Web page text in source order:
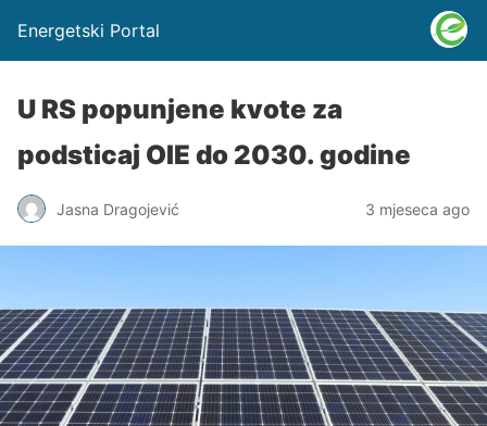
Energetski Portal
U RS popunjene kvote za
podsticaj OIE do 2030. godine
Jasna Dragojević 3 mjeseca ago